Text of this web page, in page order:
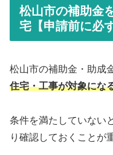
松山市の補助金
宅【申請前に必
松山市の補助金・助成
住宅・工事が対象にな
条件を満たしていない
り確認しておくことが